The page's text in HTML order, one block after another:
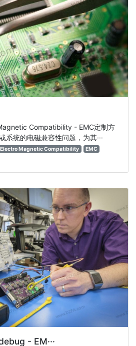
Compatibility - EMC定制方
系统的电磁兼容性问题，为其···
Electro Magnetic Compatibility
EMC
- EM···